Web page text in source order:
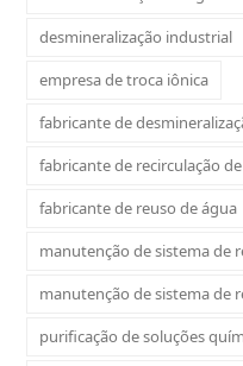
desmineralização industrial
empresa de troca iônica
fabricante de
fabricante de recirculação
fabricante de reuso de água
manutenção de sistema de
manutenção de sistema de
purificação de soluções